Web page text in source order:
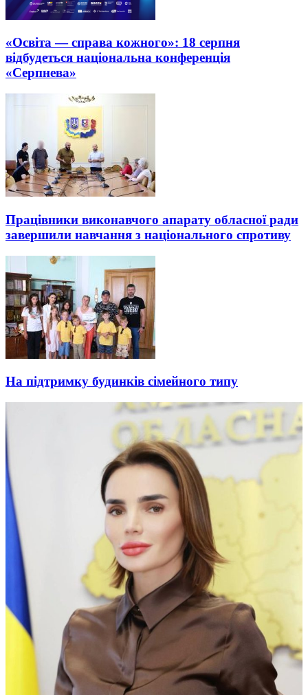
«Освіта — справа кожного»: 18 серпня
відбудеться національна конференція
«Серпнева»
Працівники виконавчого апарату обласної ради
завершили навчання з національного спротиву
На підтримку будинків сімейного типу